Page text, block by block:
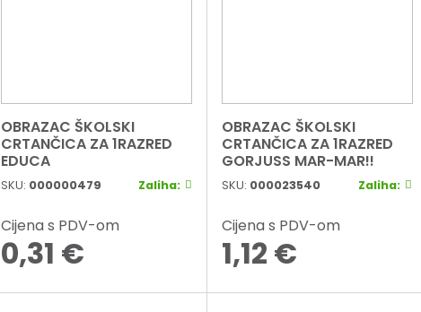
OBRAZAC ŠKOLSKI
CRTANČICA ZA 1RAZRED
EDUCA
SKU: 000000479 Zaliha:
Cijena s PDV-om
0,31 €
OBRAZAC ŠKOLSKI
CRTANČICA ZA 1RAZRED
GORJUSS MAR-MAR!!
SKU: 000023540 Zaliha:
Cijena s PDV-om
1,12 €